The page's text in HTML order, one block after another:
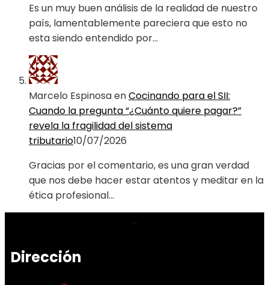
Es un muy buen análisis de la realidad de nuestro
país, lamentablemente pareciera que esto no
esta siendo entendido por…
Marcelo EspinosaenCocinando para el SII:
Cuando la pregunta “¿Cuánto quiere pagar?”
revela la fragilidad del sistema
tributario10/07/2026
Gracias por el comentario, es una gran verdad
que nos debe hacer estar atentos y meditar en la
ética profesional…
Dirección